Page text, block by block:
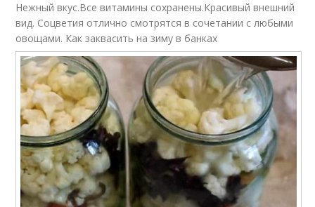
Нежный вкус.Все витамины сохранены.Красивый внешний
вид. Соцветия отлично смотрятся в сочетании с любыми
овощами. Как заквасить на зиму в банках